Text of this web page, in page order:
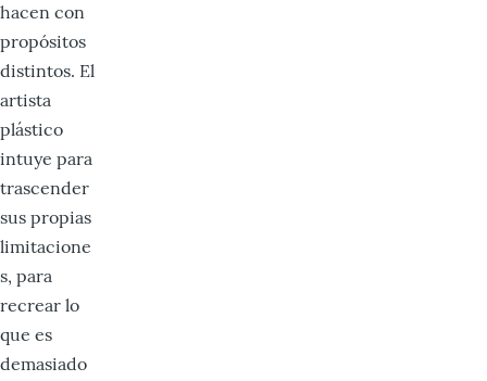
hacen con
propósitos
distintos. El
artista
plástico
intuye para
trascender
sus propias
limitacione
s, para
recrear lo
que es
demasiado